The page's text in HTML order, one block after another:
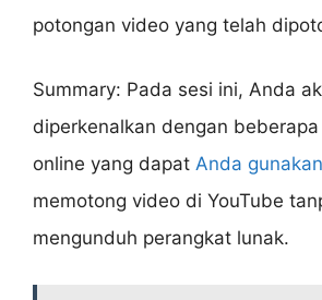
potongan video yang telah
Summary: Pada sesi ini, Anda
diperkenalkan dengan
online yang dapat Anda
memotong video di YouTube
mengunduh perangkat lunak.